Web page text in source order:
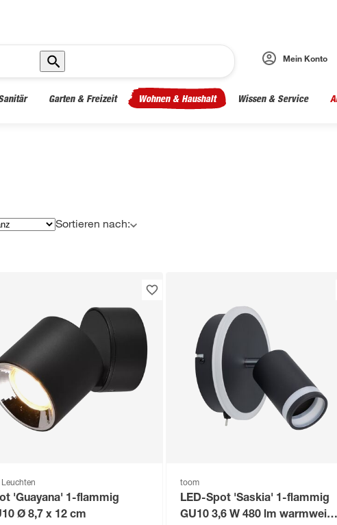
Mein Konto
Garten & Freizeit Wohnen & Haushalt Wissen & Service
Sortieren nach:
Leuchten
'Guayana' 1-flammig
Ø 8,7 x 12 cm
toom
LED-Spot 'Saskia' 1-flammig
GU10 3,6 W 480 lm warmweiß